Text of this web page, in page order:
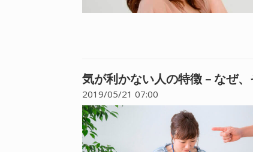
気が利かない人の特徴 – なぜ
2019/05/21 07:00